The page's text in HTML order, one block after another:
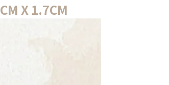
X 1.7CM